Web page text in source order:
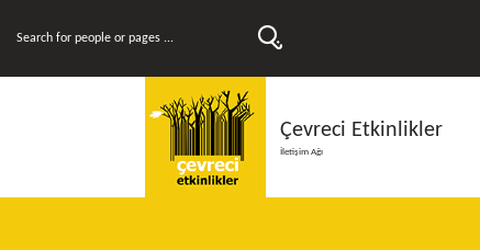
Çevreci Etkinlikler
İletişim Ağı